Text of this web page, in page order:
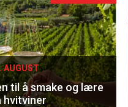
AUGUST
til å smake og lære
hvitviner